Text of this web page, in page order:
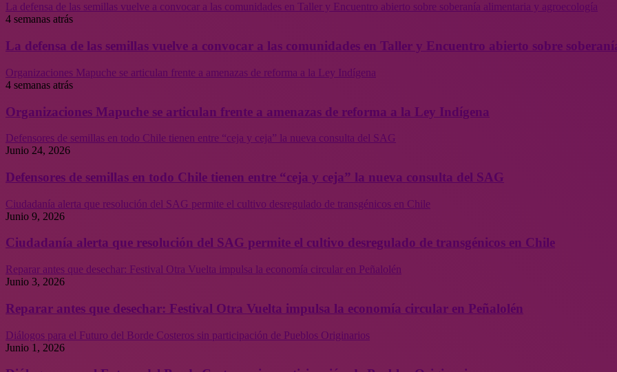
La defensa de las semillas vuelve a convocar a las comunidades en Taller y Encuentro abierto sobre soberanía alimentaria y agroecología
4 semanas atrás
La defensa de las semillas vuelve a convocar a las comunidades en Taller y Encuentro abierto sobre
Organizaciones Mapuche se articulan frente a amenazas de reforma a la Ley Indígena
4 semanas atrás
Organizaciones Mapuche se articulan frente a amenazas de reforma a la Ley Indígena
Defensores de semillas en todo Chile tienen entre “ceja y ceja” la nueva consulta del SAG
Junio 24, 2026
Defensores de semillas en todo Chile tienen entre “ceja y ceja” la nueva consulta del SAG
Ciudadanía alerta que resolución del SAG permite el cultivo desregulado de transgénicos en Chile
Junio 9, 2026
Ciudadanía alerta que resolución del SAG permite el cultivo desregulado de transgénicos en Chile
Reparar antes que desechar: Festival Otra Vuelta impulsa la economía circular en Peñalolén
Junio 3, 2026
Reparar antes que desechar: Festival Otra Vuelta impulsa la economía circular en Peñalolén
Diálogos para el Futuro del Borde Costeros sin participación de Pueblos Originarios
Junio 1, 2026